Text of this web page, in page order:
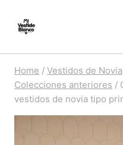
Home / Vestidos de Novia
Colecciones anteriores /
vestidos de novia tipo